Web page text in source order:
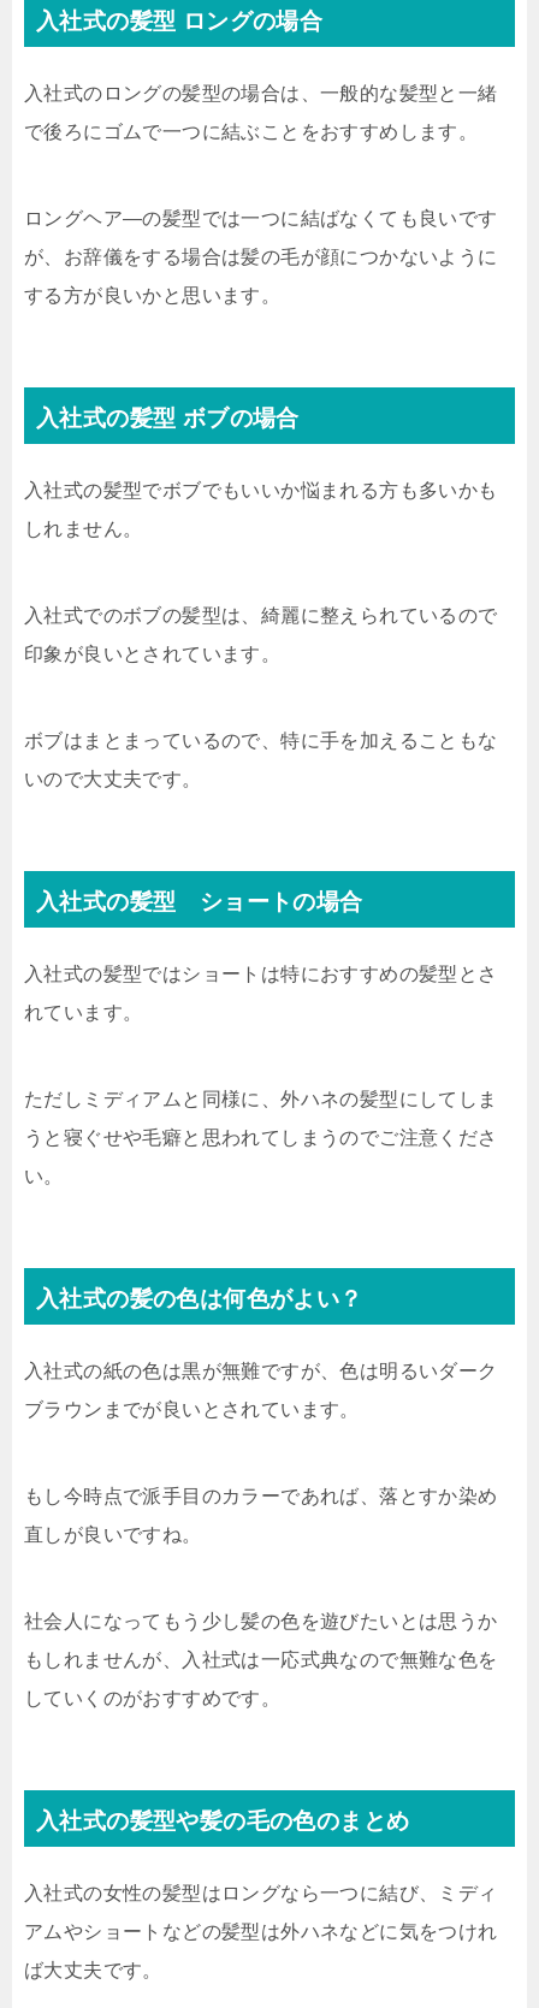
入社式の髪型 ロングの場合
入社式のロングの髪型の場合は、一般的な髪型と一緒
で後ろにゴムで一つに結ぶことをおすすめします。
ロングヘア―の髪型では一つに結ばなくても良いです
が、お辞儀をする場合は髪の毛が顔につかないように
する方が良いかと思います。
入社式の髪型 ボブの場合
入社式の髪型でボブでもいいか悩まれる方も多いかも
しれません。
入社式でのボブの髪型は、綺麗に整えられているので
印象が良いとされています。
ボブはまとまっているので、特に手を加えることもな
いので大丈夫です。
入社式の髪型 ショートの場合
入社式の髪型ではショートは特におすすめの髪型とさ
れています。
ただしミディアムと同様に、外ハネの髪型にしてしま
うと寝ぐせや毛癖と思われてしまうのでご注意くださ
い。
入社式の髪の色は何色がよい？
入社式の紙の色は黒が無難ですが、色は明るいダーク
ブラウンまでが良いとされています。
もし今時点で派手目のカラーであれば、落とすか染め
直しが良いですね。
社会人になってもう少し髪の色を遊びたいとは思うか
もしれませんが、入社式は一応式典なので無難な色を
していくのがおすすめです。
入社式の髪型や髪の毛の色のまとめ
入社式の女性の髪型はロングなら一つに結び、ミディ
アムやショートなどの髪型は外ハネなどに気をつけれ
ば大丈夫です。